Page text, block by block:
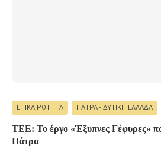
ΕΠΙΚΑΙΡΌΤΗΤΑ ΠΆΤΡΑ - ΔΥΤΙΚΉ ΕΛΛΆΔΑ
ΤΕΕ: Το έργο «Έξυπνες Γέφυρες»
Πάτρα